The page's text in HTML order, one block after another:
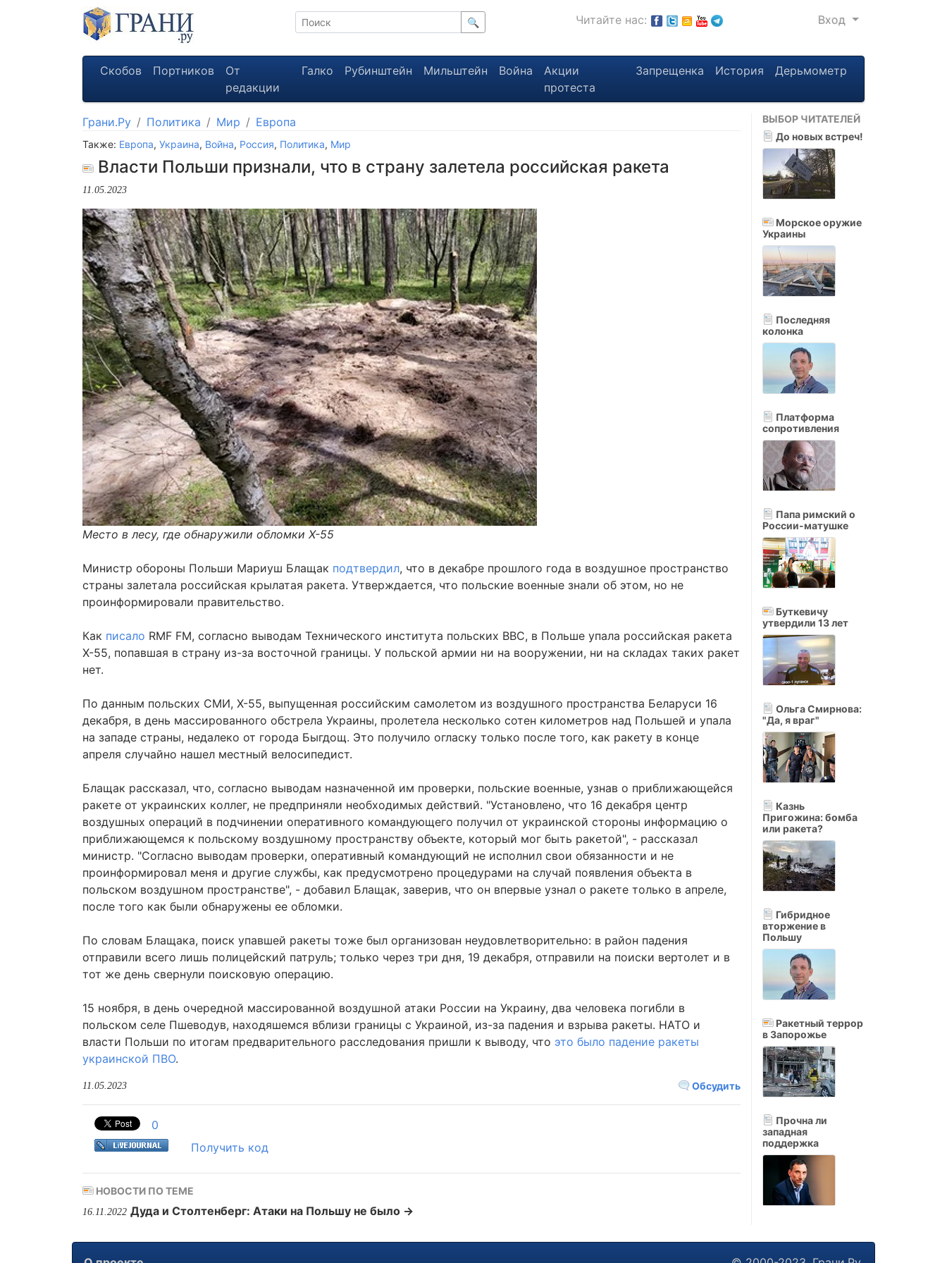
🔍 Читайте нас: Вход
Скобов Портников
От
редакции
Галко Рубинштейн Мильштейн Война
Акции
протеста
Запрещенка История Дерьмометр
Грани.Ру Политика Мир Европа
Также: Европа, Украина, Война, Россия, Политика, Мир
Власти Польши признали, что в страну залетела российская ракета
11.05.2023
Место в лесу, где обнаружили обломки Х-55
Министр обороны Польши Мариуш Блащак подтвердил, что в декабре прошлого года в воздушное пространство
страны залетала российская крылатая ракета. Утверждается, что польские военные знали об этом, но не
проинформировали правительство.
Как писало RMF FM, согласно выводам Технического института польских ВВС, в Польше упала российская ракета
Х-55, попавшая в страну из-за восточной границы. У польской армии ни на вооружении, ни на складах таких ракет
нет.
По данным польских СМИ, Х-55, выпущенная российским самолетом из воздушного пространства Беларуси 16
декабря, в день массированного обстрела Украины, пролетела несколько сотен километров над Польшей и упала
на западе страны, недалеко от города Быгдощ. Это получило огласку только после того, как ракету в конце
апреля случайно нашел местный велосипедист.
Блащак рассказал, что, согласно выводам назначенной им проверки, польские военные, узнав о приближающейся
ракете от украинских коллег, не предприняли необходимых действий. "Установлено, что 16 декабря центр
воздушных операций в подчинении оперативного командующего получил от украинской стороны информацию о
приближающемся к польскому воздушному пространству объекте, который мог быть ракетой", - рассказал
министр. "Согласно выводам проверки, оперативный командующий не исполнил свои обязанности и не
проинформировал меня и другие службы, как предусмотрено процедурами на случай появления объекта в
польском воздушном пространстве", - добавил Блащак, заверив, что он впервые узнал о ракете только в апреле,
после того как были обнаружены ее обломки.
По словам Блащака, поиск упавшей ракеты тоже был организован неудовлетворительно: в район падения
отправили всего лишь полицейский патруль; только через три дня, 19 декабря, отправили на поиски вертолет и в
тот же день свернули поисковую операцию.
15 ноября, в день очередной массированной воздушной атаки России на Украину, два человека погибли в
польском селе Пшеводув, находяшемся вблизи границы с Украиной, из-за падения и взрыва ракеты. НАТО и
власти Польши по итогам предварительного расследования пришли к выводу, что это было падение ракеты
украинской ПВО.
Обсудить
11.05.2023
0
Получить код
НОВОСТИ ПО ТЕМЕ
16.11.2022 Дуда и Столтенберг: Атаки на Польшу не было →
ВЫБОР ЧИТАТЕЛЕЙ
До новых встреч!
Морское оружие
Украины
Последняя
колонка
Платформа
сопротивления
Папа римский о
России-матушке
Буткевичу
утвердили 13 лет
Ольга Смирнова:
"Да, я враг"
Казнь
Пригожина: бомба
или ракета?
Гибридное
вторжение в
Польшу
Ракетный террор
в Запорожье
Прочна ли
западная
поддержка